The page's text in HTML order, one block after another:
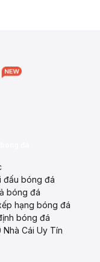
đấu bóng đá
bóng đá
hạng bóng đá
bóng đá
Nhà Cái Uy Tín